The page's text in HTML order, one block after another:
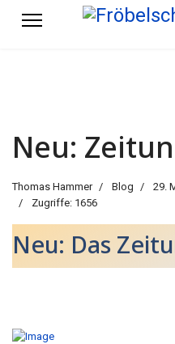
Neu:
Thomas Hammer Blog 29.
Zugriffe: 1656
Neu: Das